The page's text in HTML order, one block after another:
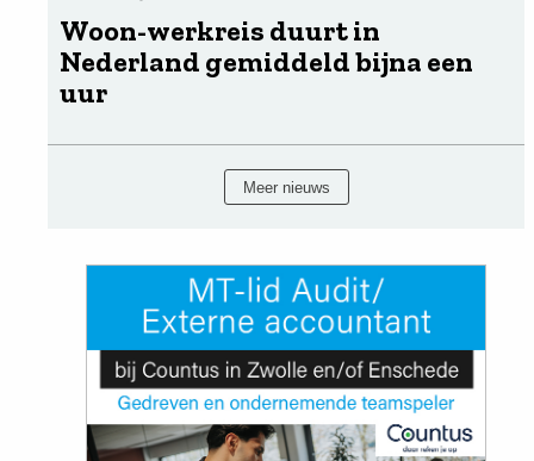
Woon-werkreis duurt in
Nederland gemiddeld bijna een
uur
Meer nieuws